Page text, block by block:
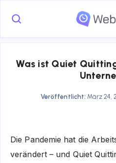
Was ist Quiet
Veröffentlicht: März 24,
Die Pandemie hat die
verändert – und Quiet